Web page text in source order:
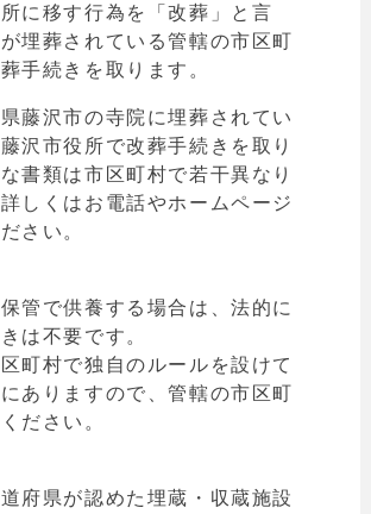
に移す行為を「改葬」と言
埋葬されている管轄の市区町
手続きを取ります。
藤沢市の寺院に埋葬されてい
藤沢 市役所で改葬手続きを取り
書類は市区町村で若干異なり
しく はお電話やホームページ
さい。
管で供養する場合は、法的に
は不要です。
町村で独自のルールを設けて
ありますので、管轄の市区町
ださい。
府県が認めた埋蔵・収蔵施設